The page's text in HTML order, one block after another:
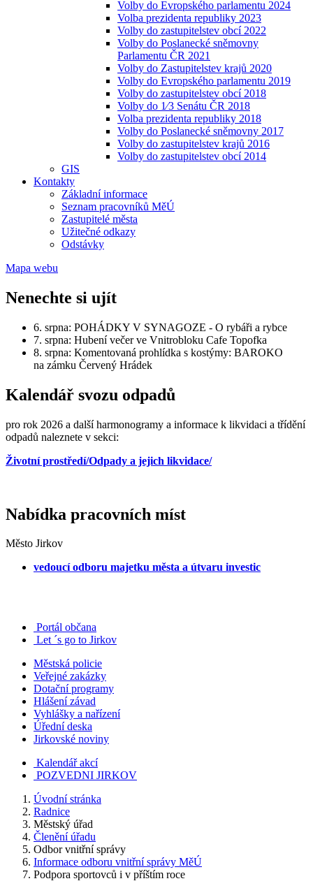
Volby do Evropského parlamentu 2024
Volba prezidenta republiky 2023
Volby do zastupitelstev obcí 2022
Volby do Poslanecké sněmovny
Parlamentu ČR 2021
Volby do Zastupitelstev krajů 2020
Volby do Evropského parlamentu 2019
Volby do zastupitelstev obcí 2018
Volby do 1⁄3 Senátu ČR 2018
Volba prezidenta republiky 2018
Volby do Poslanecké sněmovny 2017
Volby do zastupitelstev krajů 2016
Volby do zastupitelstev obcí 2014
GIS
Kontakty
Základní informace
Seznam pracovníků MěÚ
Zastupitelé města
Užitečné odkazy
Odstávky
Mapa webu
Nenechte si ujít
6. srpna: POHÁDKY V SYNAGOZE - O rybáři a rybce
7. srpna: Hubení večer ve Vnitrobloku Cafe Topofka
8. srpna: Komentovaná prohlídka s kostýmy: BAROKO
na zámku Červený Hrádek
Kalendář svozu odpadů
pro rok 2026 a další harmonogramy a informace k likvidaci a třídění
odpadů naleznete v sekci:
Životní prostředí/Odpady a jejich likvidace/
Nabídka pracovních míst
Město Jirkov
vedoucí odboru majetku města a útvaru investic
Portál občana
Let ´s go to Jirkov
Městská policie
Veřejné zakázky
Dotační programy
Hlášení závad
Vyhlášky a nařízení
Úřední deska
Jirkovské noviny
Kalendář akcí
POZVEDNI JIRKOV
Úvodní stránka
Radnice
Městský úřad
Členění úřadu
Odbor vnitřní správy
Informace odboru vnitřní správy MěÚ
Podpora sportovců i v příštím roce